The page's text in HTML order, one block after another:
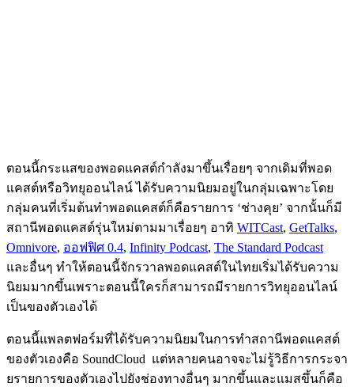
ตอนนี้กระแสของพอดแคสต์กำลังมาขึ้นเรื่อยๆ จากเดิมที่พอด
แคสต์หรือวิทยุออนไลน์ ได้รับความนิยมอยู่ในกลุ่มเฉพาะโดย
กลุ่มคนที่เริ่มต้นทำพอดแคสต์ก็คือรายการ ‘ช่างคุย’ จากนั้นก็มี
สถานีพอดแคสต์รุ่นใหม่ตามมาเรื่อยๆ อาทิ WITCast, GetTalks,
Omnivore, ออฟฟิศ 0.4, Infinity Podcast, The Standard Podcast
และอื่นๆ ทำให้ตอนนี้จักรวาลพอดแคสต์ในไทยเริ่มได้รับความ
นิยมมากขึ้นเพราะตอนนี้ใครก็สามารถมีรายการวิทยุออนไลน์
เป็นของตัวเองได้
ตอนนี้แพลตฟอร์มที่ได้รับความนิยมในการทำสถานีพอดแคสต์
ของตัวเองคือ SoundCloud แต่หลายคนอาจจะไม่รู้วิธีการกระจา
ยรายการของตัวเองไปยังช่องทางอื่นๆ มากขึ้นและแมสขึ้นก็คือ